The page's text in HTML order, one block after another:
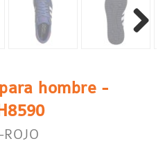
hombre -